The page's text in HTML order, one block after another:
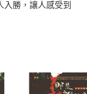
勝，讓人感受到